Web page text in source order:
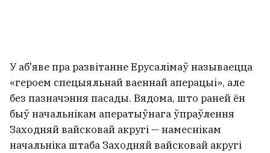
У аб'яве пра развітанне Ерусалімаў называецца
«героем спецыяльнай ваеннай аперацыі», але
без пазначэння пасады. Вядома, што раней ён
быў начальнікам аператыўнага ўпраўлення
Заходняй вайсковай акругі — намеснікам
начальніка штаба Заходняй вайсковай акругі
Microsoft паведаміла пра маштабную
кампанію расійскіх хакераў па ўзломе
вайфай-сетак у гатэлях па ўсім свеце
1